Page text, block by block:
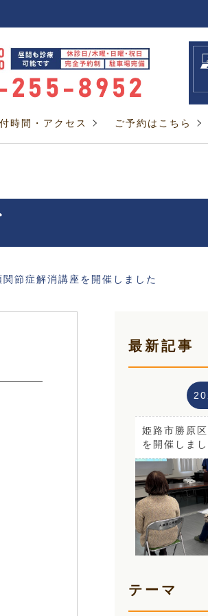
時間・アクセス ご予約はこちら
節症解消講座を開催しました
最新記事
姫路市勝原
を開催しまし
テーマ